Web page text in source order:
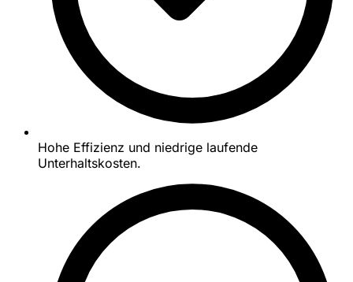
Hohe Effizienz und niedrige laufende
Unterhaltskosten.